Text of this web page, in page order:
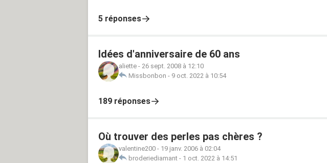
5 réponses
Idées d'anniversaire de 60 ans
aliette - 26 sept. 2008 à 12:10
Missbonbon - 9 oct. 2022 à 10:54
189 réponses
Où trouver des perles pas chères ?
valentine200 - 19 janv. 2006 à 02:04
broderiediamant - 1 oct. 2022 à 14:51